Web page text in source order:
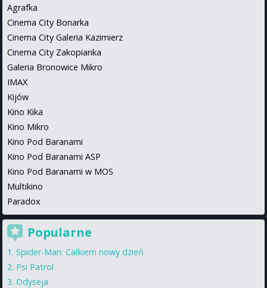
Agrafka
Cinema City Bonarka
Cinema City Galeria Kazimierz
Cinema City Zakopianka
Galeria Bronowice Mikro
IMAX
Kijów
Kino Kika
Kino Mikro
Kino Pod Baranami
Kino Pod Baranami ASP
Kino Pod Baranami w MOS
Multikino
Paradox
Popularne
Spider-Man: Całkiem nowy dzień
Psi Patrol
Odyseja